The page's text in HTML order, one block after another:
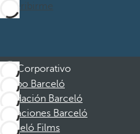
Suscribirme
Corporativo
Grupo Barceló
Fundación Barceló
Vacaciones Barceló
Barceló Films